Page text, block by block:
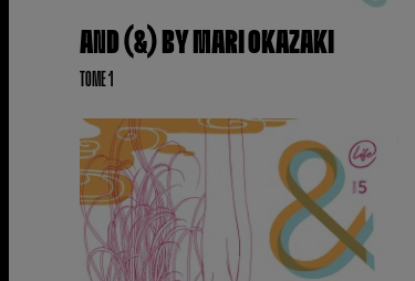
AND (&) BY MARI OKAZAKI
TOME 1